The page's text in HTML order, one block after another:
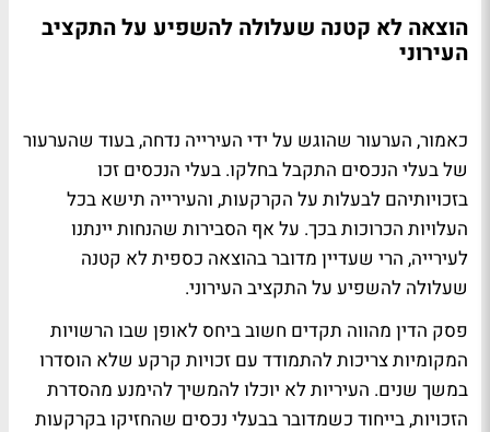
הוצאה לא קטנה שעלולה להשפיע על התקציב
העירוני
כאמור, הערעור שהוגש על ידי העירייה נדחה, בעוד שהערעור
של בעלי הנכסים התקבל בחלקו. בעלי הנכסים זכו
בזכויותיהם לבעלות על הקרקעות, והעירייה תישא בכל
העלויות הכרוכות בכך. על אף הסבירות שהנחות יינתנו
לעירייה, הרי שעדיין מדובר בהוצאה כספית לא קטנה
שעלולה להשפיע על התקציב העירוני.
פסק הדין מהווה תקדים חשוב ביחס לאופן שבו הרשויות
המקומיות צריכות להתמודד עם זכויות קרקע שלא הוסדרו
במשך שנים. העיריות לא יוכלו להמשיך להימנע מהסדרת
הזכויות, בייחוד כשמדובר בבעלי נכסים שהחזיקו בקרקעות